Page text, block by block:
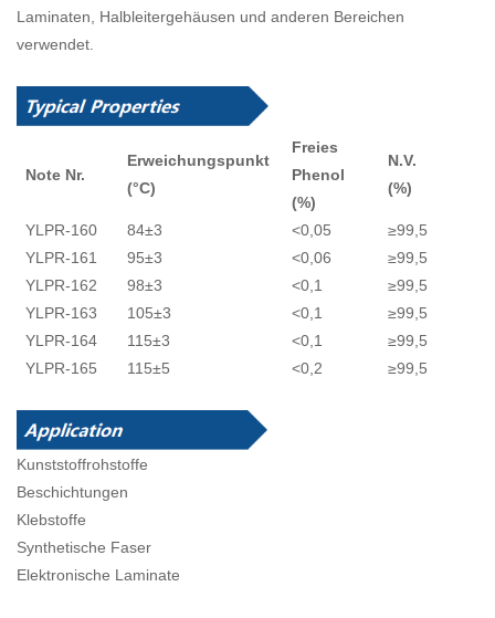
Laminaten, Halbleitergehäusen und anderen Bereichen
verwendet.
Note Nr.
Erweichungspunkt
(°C)
Freies
Phenol
(%)
N.V.
(%)
YLPR-160 84±3 <0,05
≥99,5
YLPR-161
95±3 <0,06
≥99,5
YLPR-162
98±3 <0,1
≥99,5
YLPR-163
105±3 <0,1
≥99,5
YLPR-164
115±3 <0,1
≥99,5
YLPR-165
115±5 <0,2 ≥99,5
Kunststoffrohstoffe
Beschichtungen
Klebstoffe
Synthetische Faser
Elektronische Laminate